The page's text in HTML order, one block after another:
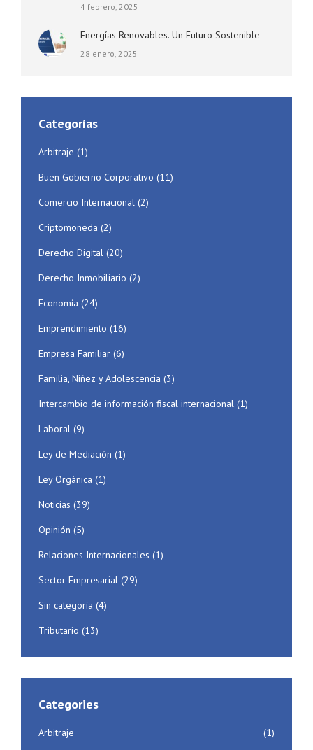
4 febrero, 2025
Energías Renovables. Un Futuro Sostenible
28 enero, 2025
Categorías
Arbitraje (1)
Buen Gobierno Corporativo (11)
Comercio Internacional (2)
Criptomoneda (2)
Derecho Digital (20)
Derecho Inmobiliario (2)
Economía (24)
Emprendimiento (16)
Empresa Familiar (6)
Familia, Niñez y Adolescencia (3)
Intercambio de información fiscal internacional (1)
Laboral (9)
Ley de Mediación (1)
Ley Orgánica (1)
Noticias (39)
Opinión (5)
Relaciones Internacionales (1)
Sector Empresarial (29)
Sin categoría (4)
Tributario (13)
Categories
Arbitraje (1)